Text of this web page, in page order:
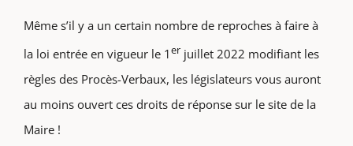
Même s’il y a un certain nombre de reproches à faire à
la loi entrée en vigueur le 1er juillet 2022 modifiant les
règles des Procès-Verbaux, les législateurs vous auront
au moins ouvert ces droits de réponse sur le site de la
Maire !